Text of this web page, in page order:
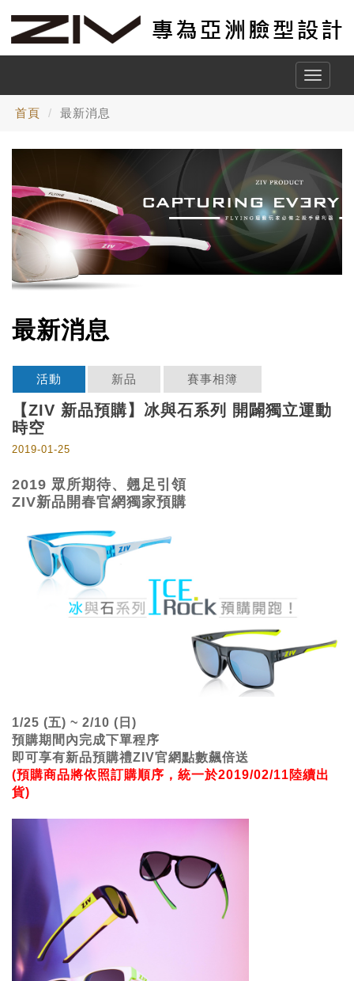
Toggle
首頁 最新消息
最新消息
活動 新品 賽事相簿
【ZIV 新品預購】冰與石系列 開闢獨立運動
時空
2019-01-25
2019 眾所期待、翹足引領
ZIV新品開春官網獨家預購
1/25 (五) ~ 2/10 (日)
預購期間內完成下單程序
即可享有新品預購禮ZIV官網點數飆倍送
(預購商品將依照訂購順序，統一於2019/02/11陸續出
貨)